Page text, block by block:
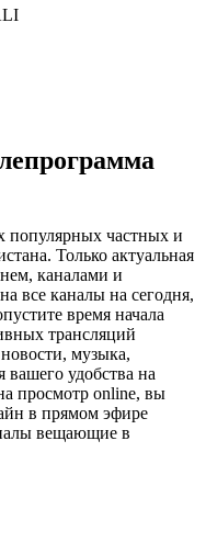
популярных частных и
Только актуальная
каналами и
все каналы на сегодня,
время начала
трансляций
музыка,
удобства на
просмотр online, вы
в прямом эфире
вещающие в